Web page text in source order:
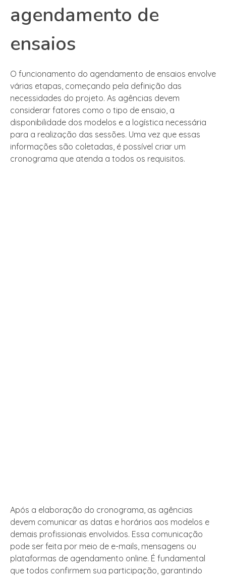
agendamento de
ensaios
O funcionamento do agendamento de ensaios envolve
várias etapas, começando pela definição das
necessidades do projeto. As agências devem
considerar fatores como o tipo de ensaio, a
disponibilidade dos modelos e a logística necessária
para a realização das sessões. Uma vez que essas
informações são coletadas, é possível criar um
cronograma que atenda a todos os requisitos.
Após a elaboração do cronograma, as agências
devem comunicar as datas e horários aos modelos e
demais profissionais envolvidos. Essa comunicação
pode ser feita por meio de e-mails, mensagens ou
plataformas de agendamento online. É fundamental
que todos confirmem sua participação, garantindo